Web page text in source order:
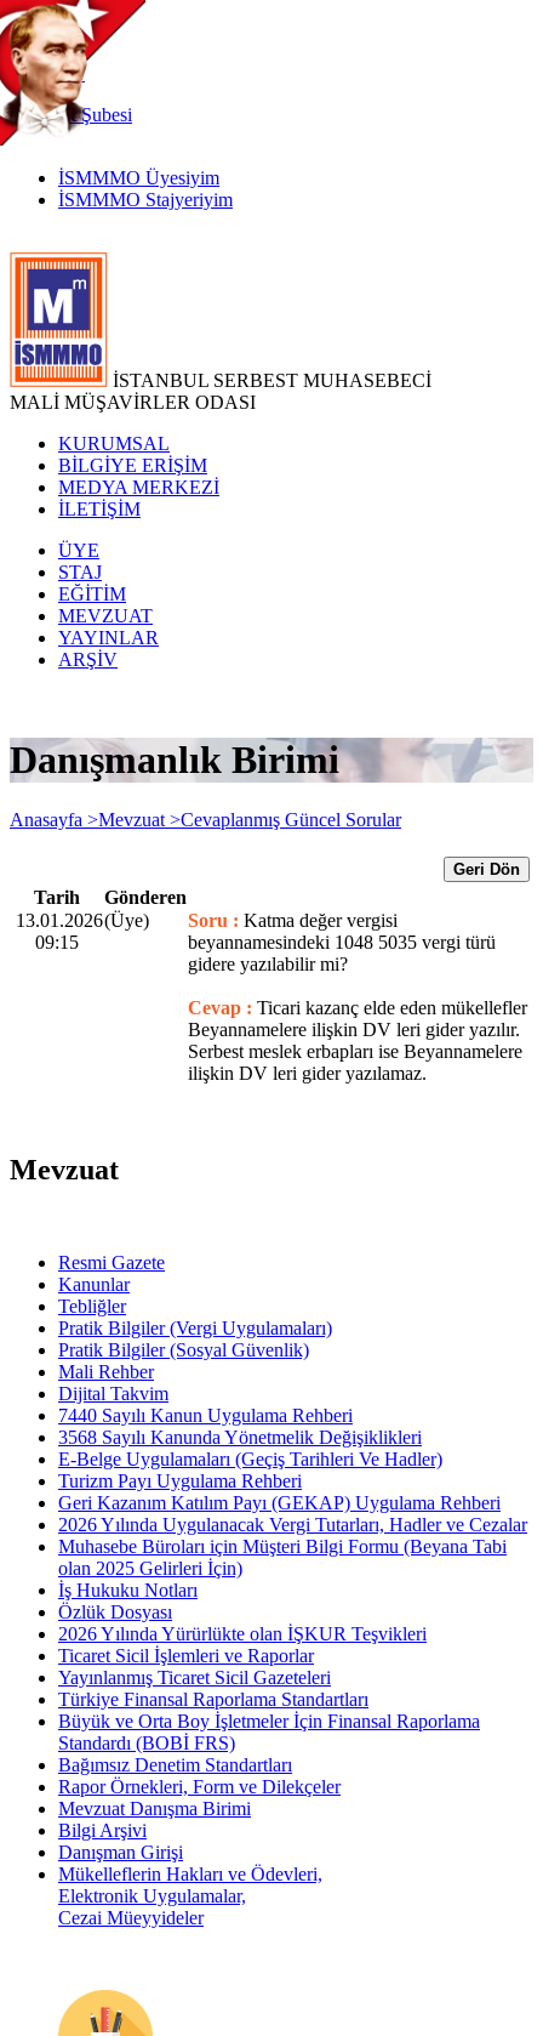
TR
|
EN
İnternetŞubesi
İSMMMO Üyesiyim
İSMMMO Stajyeriyim
İSTANBUL SERBEST MUHASEBECİ
MALİ MÜŞAVİRLER ODASI
KURUMSAL
BİLGİYE ERİŞİM
MEDYA MERKEZİ
İLETİŞİM
ÜYE
STAJ
EĞİTİM
MEVZUAT
YAYINLAR
ARŞİV
Danışmanlık Birimi
Anasayfa >Mevzuat >Cevaplanmış Güncel Sorular
Geri Dön
Tarih
Gönderen
13.01.2026
09:15
(Üye) Soru : Katma değer vergisi
beyannamesindeki 1048 5035 vergi türü
gidere yazılabilir mi?
Cevap : Ticari kazanç elde eden mükellefler
Beyannamelere ilişkin DV leri gider yazılır.
Serbest meslek erbapları ise Beyannamelere
ilişkin DV leri gider yazılamaz.
Mevzuat
Resmi Gazete
Kanunlar
Tebliğler
Pratik Bilgiler (Vergi Uygulamaları)
Pratik Bilgiler (Sosyal Güvenlik)
Mali Rehber
Dijital Takvim
7440 Sayılı Kanun Uygulama Rehberi
3568 Sayılı Kanunda Yönetmelik Değişiklikleri
E-Belge Uygulamaları (Geçiş Tarihleri Ve Hadler)
Turizm Payı Uygulama Rehberi
Geri Kazanım Katılım Payı (GEKAP) Uygulama Rehberi
2026 Yılında Uygulanacak Vergi Tutarları, Hadler ve Cezalar
Muhasebe Büroları için Müşteri Bilgi Formu (Beyana Tabi
olan 2025 Gelirleri İçin)
İş Hukuku Notları
Özlük Dosyası
2026 Yılında Yürürlükte olan İŞKUR Teşvikleri
Ticaret Sicil İşlemleri ve Raporlar
Yayınlanmış Ticaret Sicil Gazeteleri
Türkiye Finansal Raporlama Standartları
Büyük ve Orta Boy İşletmeler İçin Finansal Raporlama
Standardı (BOBİ FRS)
Bağımsız Denetim Standartları
Rapor Örnekleri, Form ve Dilekçeler
Mevzuat Danışma Birimi
Bilgi Arşivi
Danışman Girişi
Mükelleflerin Hakları ve Ödevleri,
Elektronik Uygulamalar,
Cezai Müeyyideler